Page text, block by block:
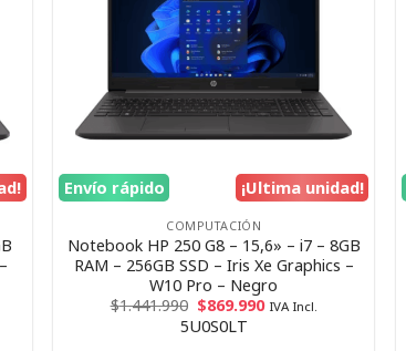
¡Ultima unidad!
Envío rápido
COMPUTACIÓN
Notebook HP 250 G8 – 15,6» – i7 – 8GB
RAM – 256GB SSD – Iris Xe Graphics –
W10 Pro – Negro
$1.441.990 $869.990 IVA Incl.
5U0S0LT